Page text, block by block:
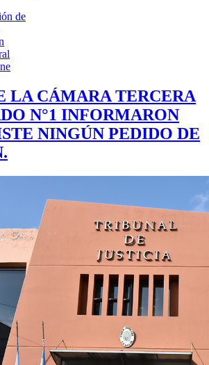
de
LA CÁMARA TERCERA
N°1 INFORMARON
NINGÚN PEDIDO DE